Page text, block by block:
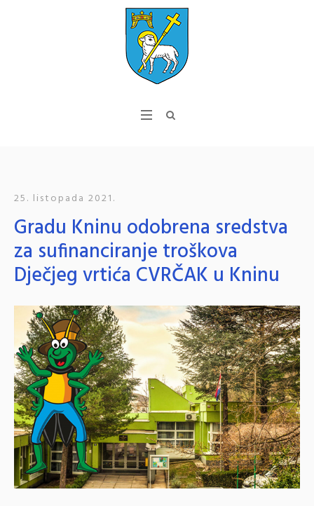
25. listopada 2021.
Gradu Kninu odobrena sredstva
za sufinanciranje troškova
Dječjeg vrtića CVRČAK u Kninu